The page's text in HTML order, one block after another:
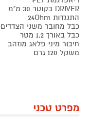
DRIVER בקוטר 30 מ"מ
התנגדות 24Ohm
כבל מחובר משני הצדדים
כבל באורך 1.2 מטר
חיבור מיני פלאג מוזהב
משקל 120 גרם
מפרט טכני